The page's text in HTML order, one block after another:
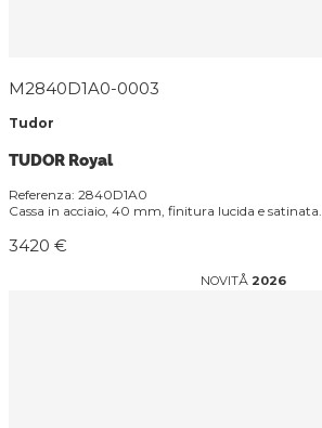
M2840D1A0-0003
Tudor
TUDOR Royal
Referenza: 2840D1A0
Cassa in acciaio, 40 mm, finitura lucida e satinata.
3420 €
NOVITÅ 2026